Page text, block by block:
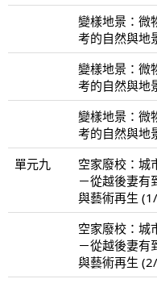
變樣地景：微
考的自然與地
變樣地景：微
考的自然與地
變樣地景：微
考的自然與地
單元九
空家廢校：城
－從越後妻有
與藝術再生
空家廢校：城
－從越後妻有
與藝術再生